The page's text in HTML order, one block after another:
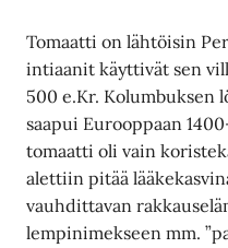
Tomaatti on lähtöisin
intiaanit käyttivät sen
500 e.Kr. Kolumbuksen
saapui Eurooppaan
tomaatti oli vain
alettiin pitää
vauhdittavan
lempinimekseen mm.